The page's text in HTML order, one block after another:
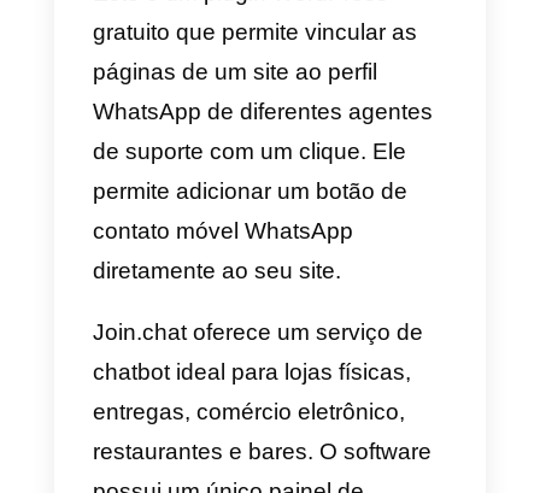
WidgetWhats
específico para o WhatsApp; não
é possível escolher diferentes
canais, como no Callbell ou no